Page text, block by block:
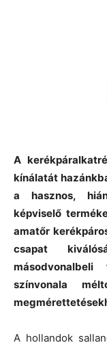
A
kínálatát
a hasznos,
képviselő
amatőr
csapat
színvonala
A hollandok